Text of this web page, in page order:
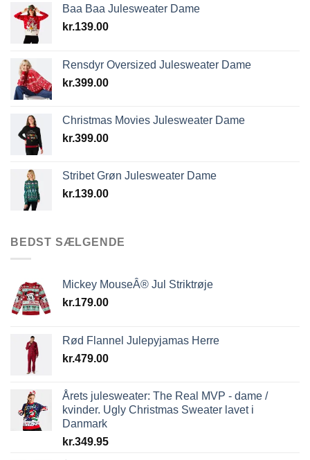
Baa Baa Julesweater Dame
kr.139.00
Rensdyr Oversized Julesweater Dame
kr.399.00
Christmas Movies Julesweater Dame
kr.399.00
Stribet Grøn Julesweater Dame
kr.139.00
BEDST SÆLGENDE
Mickey MouseÂ® Jul Striktrøje
kr.179.00
Rød Flannel Julepyjamas Herre
kr.479.00
Årets julesweater: The Real MVP - dame /
kvinder. Ugly Christmas Sweater lavet i
Danmark
kr.349.95